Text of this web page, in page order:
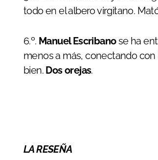
todo en el albero virgitano.
6.º. Manuel Escribanose ha
menos a más, conectando
bien. Dos orejas.
LA RESEÑA